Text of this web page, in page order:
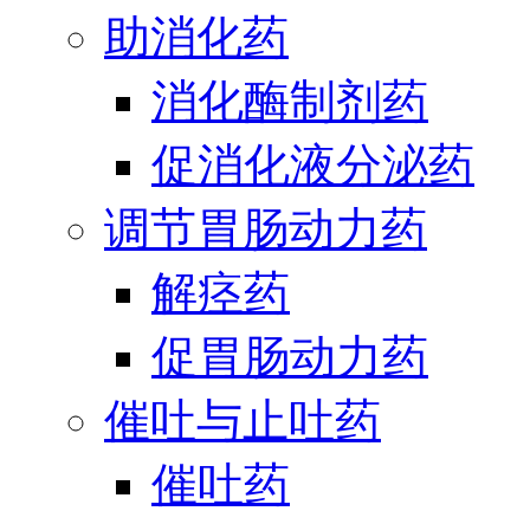
助消化药
消化酶制剂药
促消化液分泌药
调节胃肠动力药
解痉药
促胃肠动力药
催吐与止吐药
催吐药